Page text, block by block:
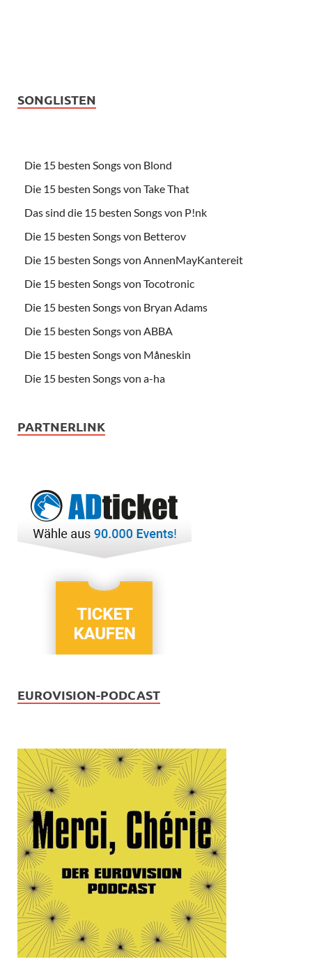
SONGLISTEN
Die 15 besten Songs von Blond
Die 15 besten Songs von Take That
Das sind die 15 besten Songs von P!nk
Die 15 besten Songs von Betterov
Die 15 besten Songs von AnnenMayKantereit
Die 15 besten Songs von Tocotronic
Die 15 besten Songs von Bryan Adams
Die 15 besten Songs von ABBA
Die 15 besten Songs von Måneskin
Die 15 besten Songs von a-ha
PARTNERLINK
EUROVISION-PODCAST